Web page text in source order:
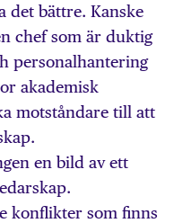
det bättre. Kanske
chef som är duktig
personalhantering
akademisk
motståndare till att
en bild av ett
konflikter som finns